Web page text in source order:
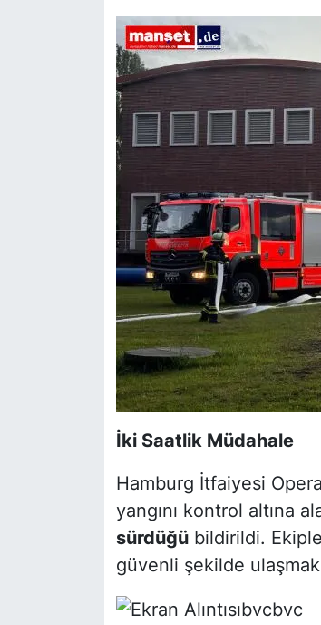
İki Saatlik Müdahale
Hamburg İtfaiyesi
yangını kontrol altına
sürdüğübildirildi.
güvenli şekilde